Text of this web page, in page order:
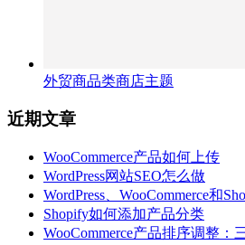
外贸商品类商店主题
近期文章
WooCommerce产品如何上传
WordPress网站SEO怎么做
WordPress、WooCommerce和
Shopify如何添加产品分类
WooCommerce产品排序调整